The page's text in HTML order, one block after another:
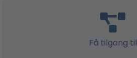
Få tilgang til